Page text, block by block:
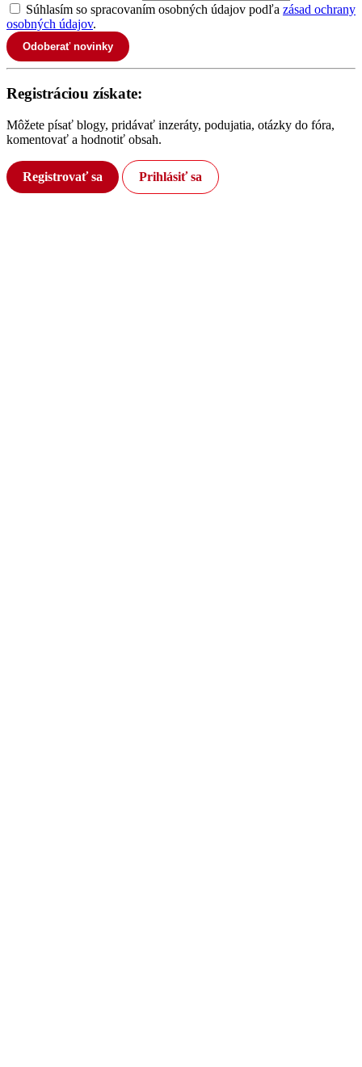
Súhlasím so spracovaním osobných údajov podľa zásad ochrany
osobných údajov.
Odoberať novinky
Registráciou získate:
Môžete písať blogy, pridávať inzeráty, podujatia, otázky do fóra,
komentovať a hodnotiť obsah.
Registrovať sa Prihlásiť sa